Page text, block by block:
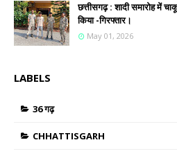
छत्तीसगढ़ : शादी समारोह में
किया -गिरफ्तार।
May 01, 2026
LABELS
36 गढ़
CHHATTISGARH